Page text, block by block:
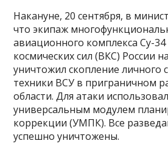
Накануне, 20 сентября, в
что экипаж
авиационного комплекса Су-
космических сил (ВКС) России
уничтожил скопление личного
техники ВСУ в приграничном
области. Для атаки
универсальным модулем
коррекции (УМПК). Все
успешно уничтожены.